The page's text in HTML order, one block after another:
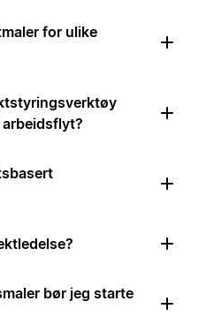
for ulike
bør jeg starte